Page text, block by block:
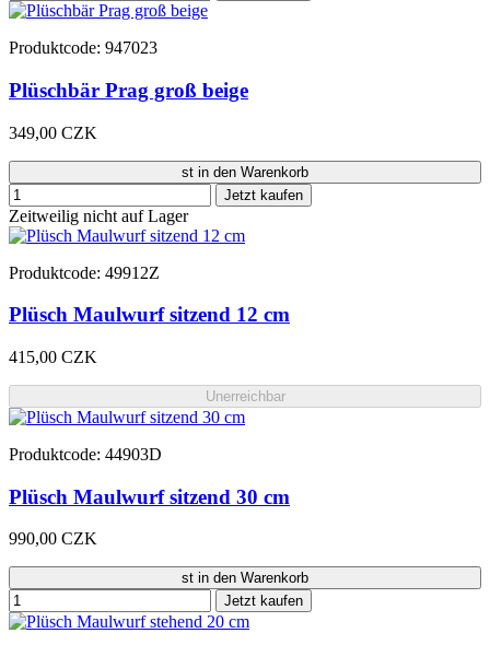
Produktcode: 947023
Plüschbär Prag groß beige
349,00 CZK
st in den Warenkorb
Jetzt kaufen
Zeitweilig nicht auf Lager
Produktcode: 49912Z
Plüsch Maulwurf sitzend 12 cm
415,00 CZK
Unerreichbar
Produktcode: 44903D
Plüsch Maulwurf sitzend 30 cm
990,00 CZK
st in den Warenkorb
Jetzt kaufen